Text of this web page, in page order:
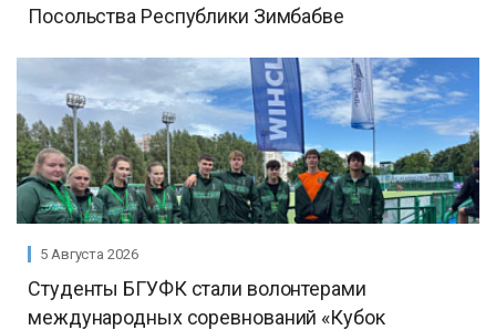
Посольства Республики Зимбабве
5 Августа 2026
Студенты БГУФК стали волонтерами
международных соревнований «Кубок